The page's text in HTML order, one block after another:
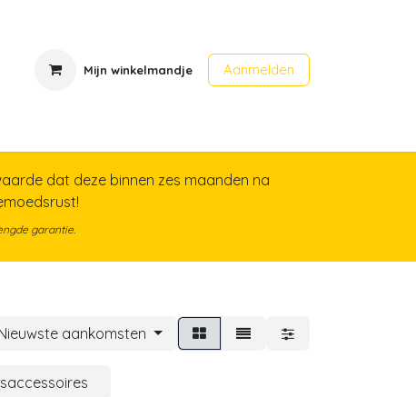
Mijn winkelmandje Aanmelden
dat deze binnen zes maanden na
garantie.
aankomsten